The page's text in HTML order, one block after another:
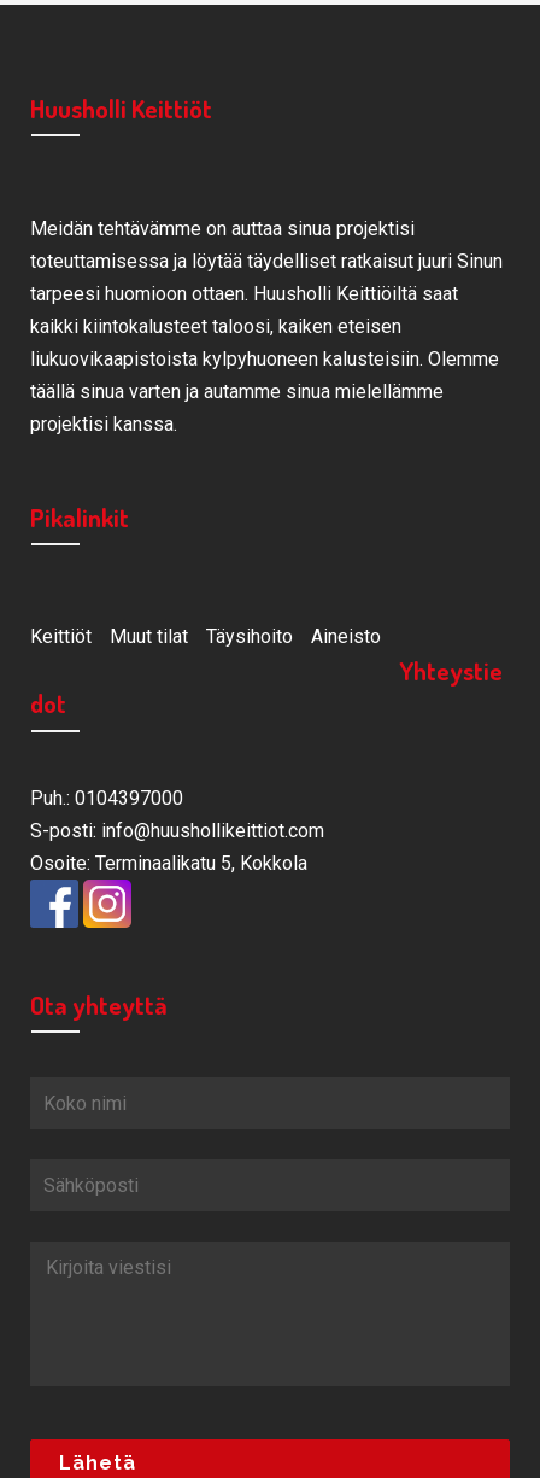
Huusholli Keittiöt
Meidän tehtävämme on auttaa sinua projektisi
toteuttamisessa ja löytää täydelliset ratkaisut juuri Sinun
tarpeesi huomioon ottaen. Huusholli Keittiöiltä saat
kaikki kiintokalusteet taloosi, kaiken eteisen
liukuovikaapistoista kylpyhuoneen kalusteisiin. Olemme
täällä sinua varten ja autamme sinua mielellämme
projektisi kanssa.
Pikalinkit
Keittiöt Muut tilat Täysihoito Aineisto
Yhteystie
dot
Puh.: 0104397000
S-posti: info@huushollikeittiot.com
Osoite: Terminaalikatu 5, Kokkola
Ota yhteyttä